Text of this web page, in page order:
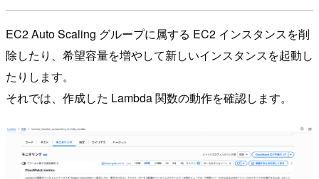
EC2 Auto Scaling グループに属する EC2 インスタンスを削
除したり、希望容量を増やして新しいインスタンスを起動し
たりします。
それでは、作成した Lambda 関数の動作を確認します。